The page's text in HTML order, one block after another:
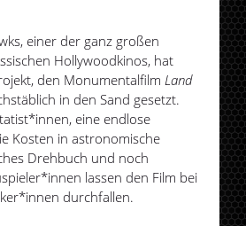
einer der ganz großen
Hollywoodkinos, hat
den MonumentalfilmLand
in den Sand gesetzt.
eine endlose
Kosten in astronomische
Drehbuch und noch
lassen den Film bei
durchfallen.